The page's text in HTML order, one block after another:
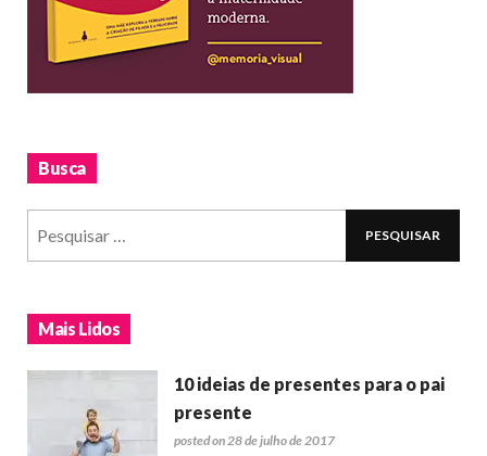
Busca
Mais Lidos
10 ideias de presentes para o pai
presente
posted on 28 de julho de 2017